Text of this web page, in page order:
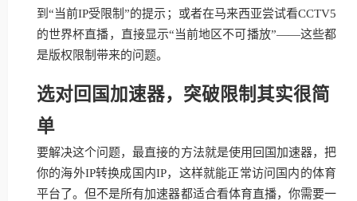
到“当前IP受限制”的提示；或者在马来西亚尝试看CCTV5
的世界杯直播，直接显示“当前地区不可播放”——这些都
是版权限制带来的问题。
选对回国加速器，突破限制其实很简
单
要解决这个问题，最直接的方法就是使用回国加速器，把
你的海外IP转换成国内IP，这样就能正常访问国内的体育
平台了。但不是所有加速器都适合看体育直播，你需要一